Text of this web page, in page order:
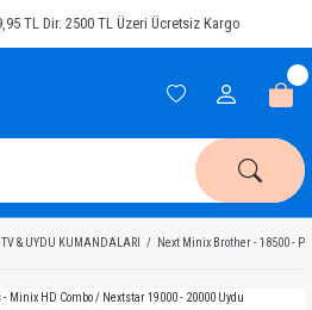
TL Dir. 2500 TL Üzeri Ücretsiz Kargo
TV & UYDU KUMANDALARI Next Minix Brother - 18500 -